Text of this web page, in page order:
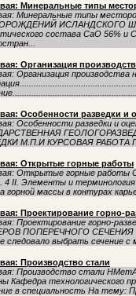
Минеральные типы
Минеральные типы
ИСЛАНДСКОГО
состава СаО 56% и
Организация
Организация
Особенности разведки и
Особенности разведки и
М.П.И КУРСОВАЯ
Открытые горные работы
Открытые горные работы
4 II. Элементы и
горной массы в контурах
Проектирование горно-
Проектирование горно-
ПОПЕРЕЧНОГО СЕЧЕНИЯ
следовало выбрать сечение
Производство стали
Производство стали
Кафедра технологического
в специальность На тему: